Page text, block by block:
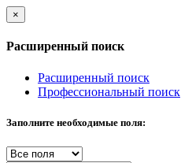
×
Расширенный поиск
Расширенный поиск
Профессиональный поиск
Заполните необходимые поля: